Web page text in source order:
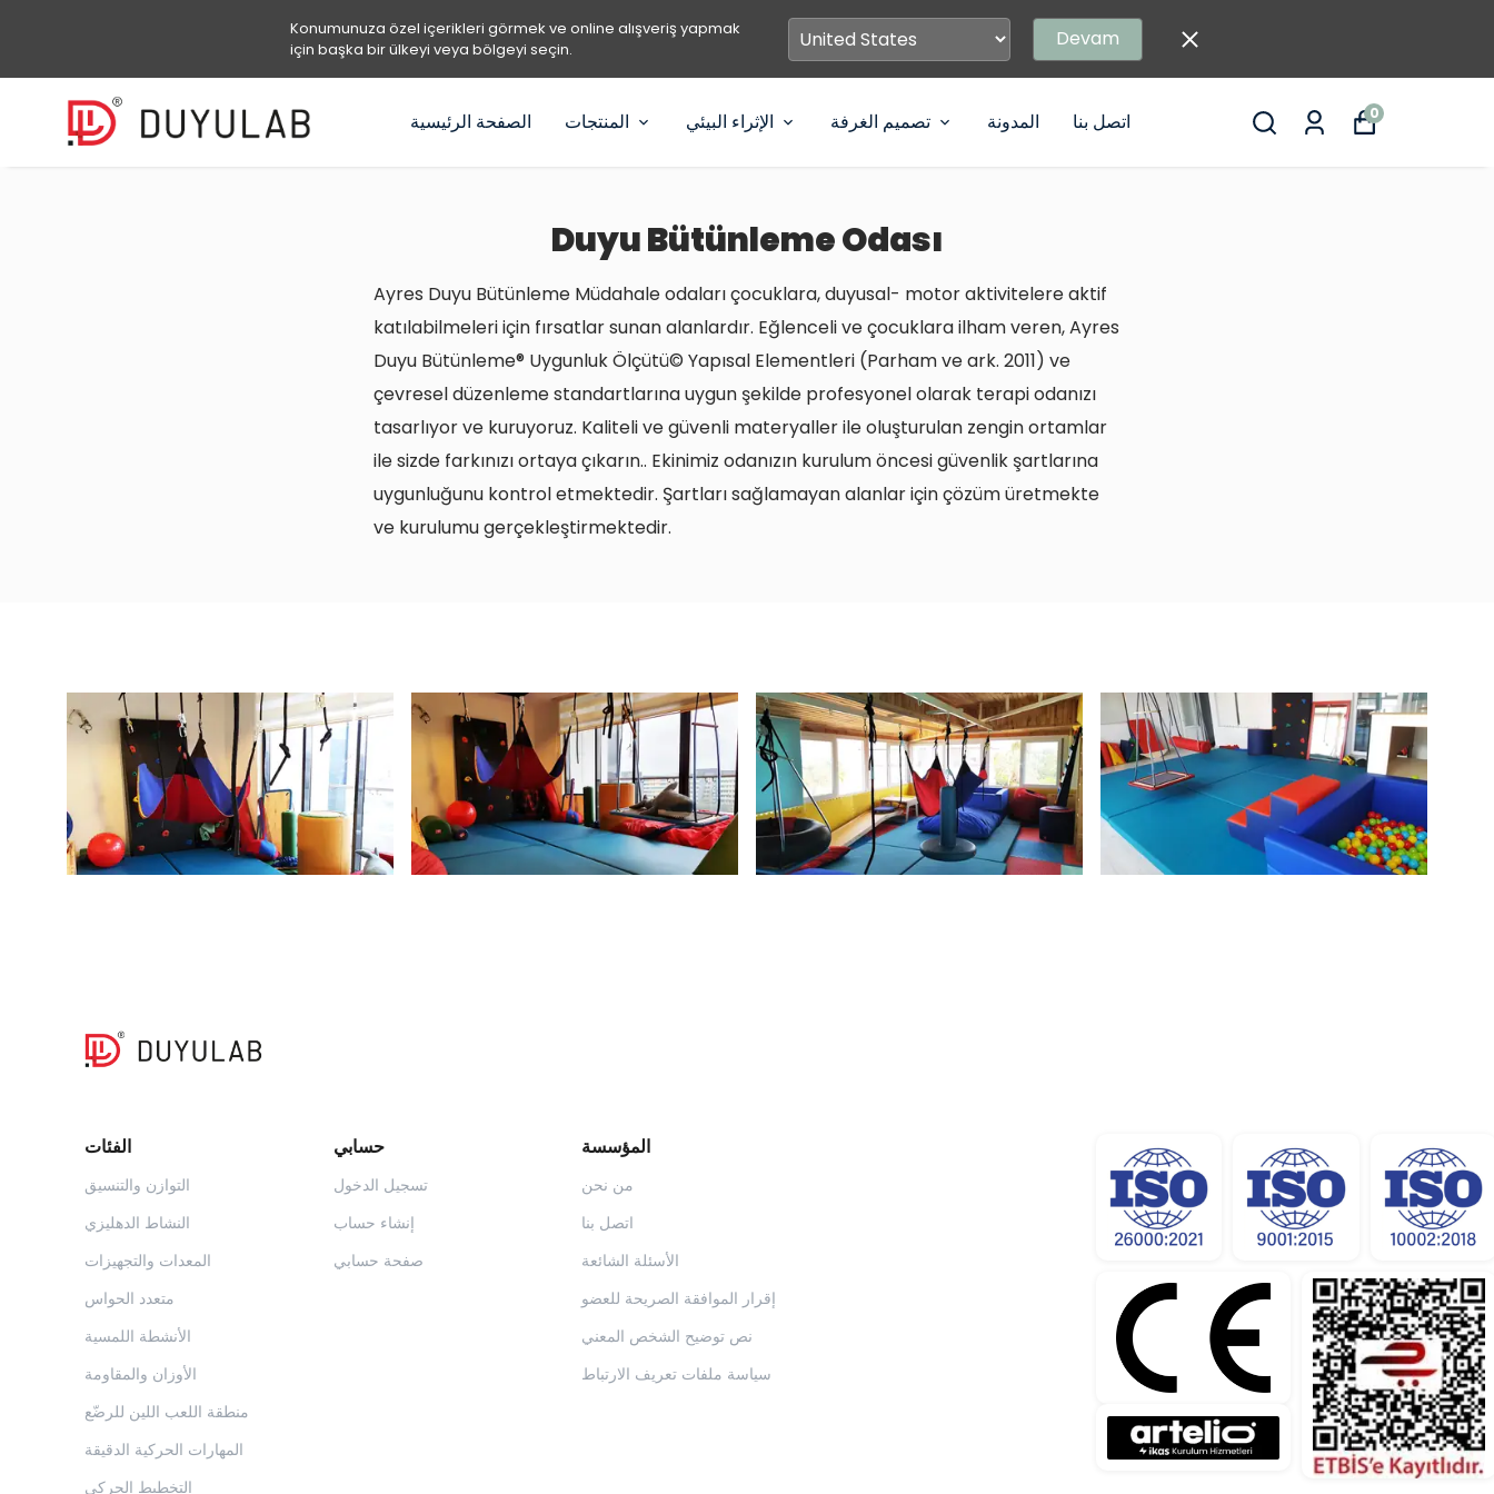
Konumunuza özel içerikleri görmek ve online alışveriş yapmak
için başka bir ülkeyi veya bölgeyi seçin.
Devam
الصفحة الرئيسية المنتجات الإثراء البيئي تصميم الغرفة المدونة اتصل بنا 0
Duyu Bütünleme Odası
Ayres Duyu Bütünleme Müdahale odaları çocuklara, duyusal- motor aktivitelere aktif
katılabilmeleri için fırsatlar sunan alanlardır. Eğlenceli ve çocuklara ilham veren, Ayres
Duyu Bütünleme® Uygunluk Ölçütü© Yapısal Elementleri (Parham ve ark. 2011) ve
çevresel düzenleme standartlarına uygun şekilde profesyonel olarak terapi odanızı
tasarlıyor ve kuruyoruz. Kaliteli ve güvenli materyaller ile oluşturulan zengin ortamlar
ile sizde farkınızı ortaya çıkarın.. Ekinimiz odanızın kurulum öncesi güvenlik şartlarına
uygunluğunu kontrol etmektedir. Şartları sağlamayan alanlar için çözüm üretmekte
ve kurulumu gerçekleştirmektedir.
الفئات
التوازن والتنسيق
النشاط الدهليزي
المعدات والتجهيزات
متعدد الحواس
الأنشطة اللمسية
الأوزان والمقاومة
منطقة اللعب اللين للرضّع
المهارات الحركية الدقيقة
التخطيط الحركي
حسابي
تسجيل الدخول
إنشاء حساب
صفحة حسابي
المؤسسة
من نحن
اتصل بنا
الأسئلة الشائعة
إقرار الموافقة الصريحة للعضو
نص توضيح الشخص المعني
سياسة ملفات تعريف الارتباط